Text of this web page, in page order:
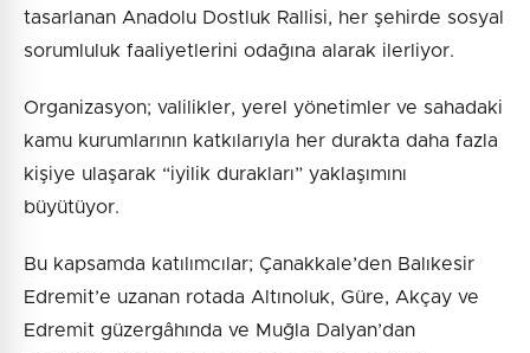
tasarlanan Anadolu Dostluk Rallisi, her şehirde sosyal
sorumluluk faaliyetlerini odağına alarak ilerliyor.
Organizasyon; valilikler, yerel yönetimler ve sahadaki
kamu kurumlarının katkılarıyla her durakta daha fazla
kişiye ulaşarak “iyilik durakları” yaklaşımını
büyütüyor.
Bu kapsamda katılımcılar; Çanakkale’den Balıkesir
Edremit’e uzanan rotada Altınoluk, Güre, Akçay ve
Edremit güzergâhında ve Muğla Dalyan’dan